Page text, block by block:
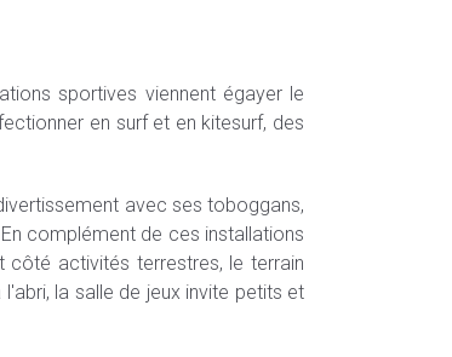
sportives viennent égayer le
en surf et en kitesurf, des
avec ses toboggans,
complément de ces installations
côté activités terrestres, le terrain
la salle de jeux invite petits et